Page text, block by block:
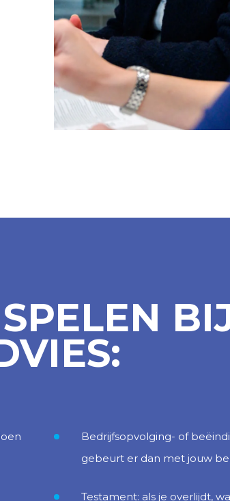
Bedrijfsopvolging- of
gebeurt er dan met jouw
Testament: als je overlijdt,